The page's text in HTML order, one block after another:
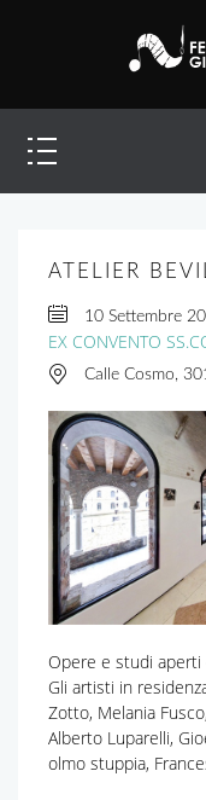
ATELIER
10 Settembre
EX CONVENTO
Calle Cosmo,
Opere e studi aperti
Gli artisti in
Zotto, Melania
Alberto Luparelli,
olmo stuppia,